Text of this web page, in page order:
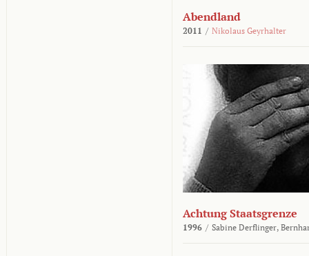
Abendland
2011 / Nikolaus Geyrhalter
Achtung Staatsgrenze
1996 / Sabine Derflinger,